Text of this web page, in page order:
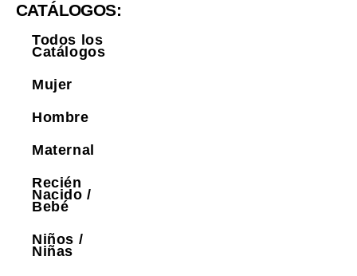
CATÁLOGOS:
Todos los
Catálogos
Mujer
Hombre
Maternal
Recién
Nacido /
Bebé
Niños /
Niñas